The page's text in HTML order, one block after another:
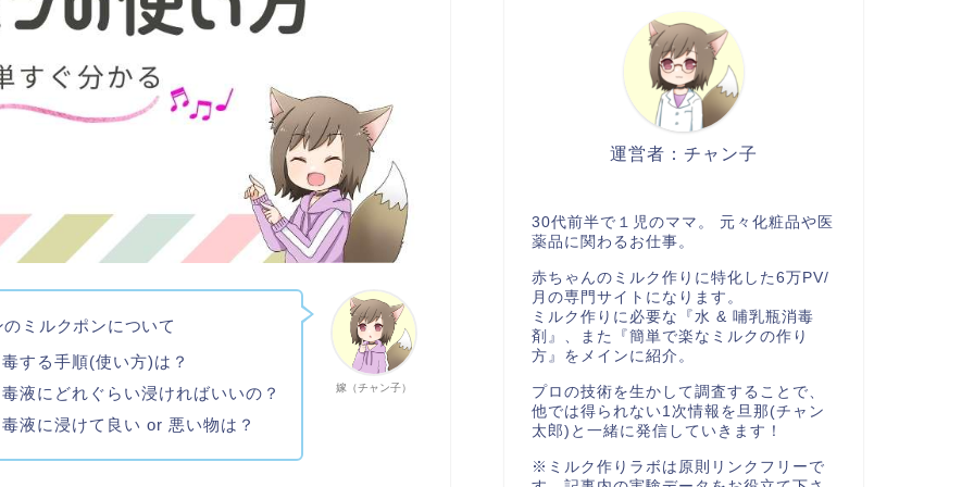
嫁（チャン子）
ミルクポンについて
する手順(使い方)は？
液にどれぐらい浸ければいいの？
液に浸けて良い or 悪い物は？
運営者：チャン子
30代前半で１児のママ。 元々化粧品や医
薬品に関わるお仕事。
赤ちゃんのミルク作りに特化した6万PV/
月の専門サイトになります。
ミルク作りに必要な『水 & 哺乳瓶消毒
剤』、また『簡単で楽なミルクの作り
方』をメインに紹介。
プロの技術を生かして調査することで、
他では得られない1次情報を旦那(チャン
太郎)と一緒に発信していきます！
※ミルク作りラボは原則リンクフリーで